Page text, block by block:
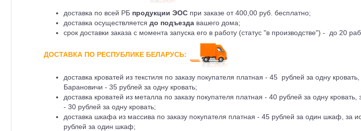
доставка по всей РБ продукции ЭОС при заказе от 400,00 руб. бесплатно;
доставка осуществляется до подъезда вашего дома;
срок доставки заказа с момента запуска его в работу (статус "в производстве") - до 20
ДОСТАВКА ПО РЕСПУБЛИКЕ БЕЛАРУСЬ:
доставка кроватей из текстиля по заказу покупателя платная - 45 рублей за одну
Барановичи - 35 рублей за одну кровать;
доставка кроватей из металла по заказу покупателя платная - 40 рублей за одну
- 30 рублей за одну кровать;
доставка шкафа из массива по заказу покупателя платная - 45 рублей за один шкаф, за
рублей за один шкаф;